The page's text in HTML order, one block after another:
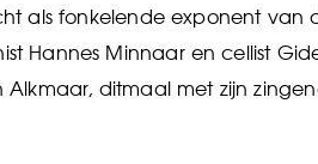
als fonkelende exponent
Hannes Minnaar en cellist
ditmaal met zijn